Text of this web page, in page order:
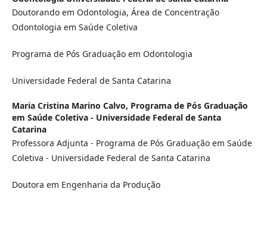
Doutorando em Odontologia, Área de Concentração
Odontologia em Saúde Coletiva
Programa de Pós Graduação em Odontologia
Universidade Federal de Santa Catarina
Maria Cristina Marino Calvo, Programa de Pós Graduação
em Saúde Coletiva - Universidade Federal de Santa
Catarina
Professora Adjunta - Programa de Pós Graduação em Saúde
Coletiva - Universidade Federal de Santa Catarina
Doutora em Engenharia da Produção